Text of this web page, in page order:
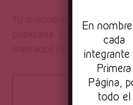
Tu dirección de correo
Los campos
En
cada
integrante
Primera
Página,
todo el